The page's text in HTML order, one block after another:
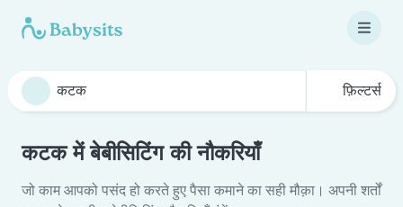
फ़िल्टर्स
कटक में बेबीसिटिंग की नौकरियाँ
जो काम आपको पसंद हो करते हुए पैसा कमाने का सही मौक़ा। अपनी शर्तों